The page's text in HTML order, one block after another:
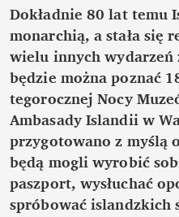
Dokładnie 80 lat temu
monarchią, a stała się
wielu innych
będzie można poznać
tegorocznej Nocy
Ambasady Islandii w
przygotowano z myślą
będą mogli wyrobić
paszport, wysłuchać
spróbować islandzkich